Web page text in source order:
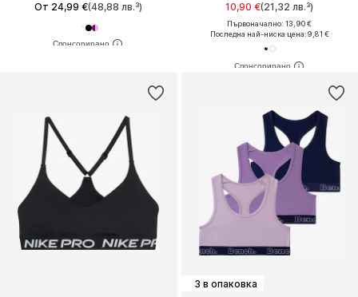
От 24,99 €(48,88 лв.³) 10,90 €(21,32 лв.³)
Първоначално: 13,90 €
Последна най-ниска цена:9,81 €
3 в опаковка